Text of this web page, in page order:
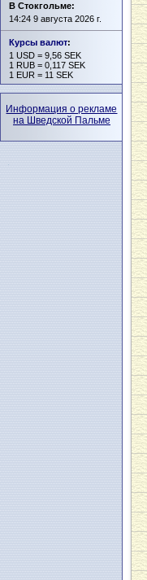
В Стокгольме:
14:24 9 августа 2026 г.
Курсы валют:
1 USD = 9,56 SEK
1 RUB = 0,117 SEK
1 EUR = 11 SEK
Информация о рекламе
на Шведской Пальме